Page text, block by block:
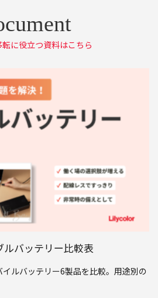
に役立つ資料はこちら
バッテリー比較表
ルバッテリー6製品を比較。用途別の